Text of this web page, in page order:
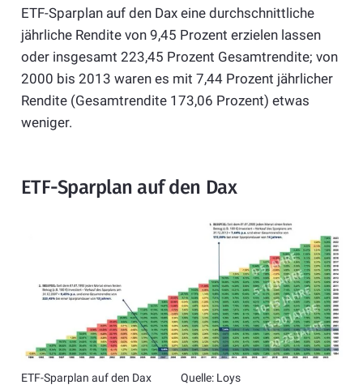
ETF-Sparplan auf den Dax eine durchschnittliche
jährliche Rendite von 9,45 Prozent erzielen lassen
oder insgesamt 223,45 Prozent Gesamtrendite; von
2000 bis 2013 waren es mit 7,44 Prozent jährlicher
Rendite (Gesamtrendite 173,06 Prozent) etwas
weniger.
ETF-Sparplan auf den Dax
ETF-Sparplan auf den Dax Quelle: Loys